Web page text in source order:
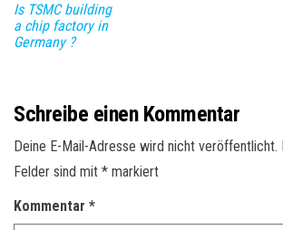
Is TSMC building
a chip factory in
Germany ?
Schreibe einen Kommentar
Deine E-Mail-Adresse wird nicht veröffentlicht.
Felder sind mit * markiert
Kommentar *